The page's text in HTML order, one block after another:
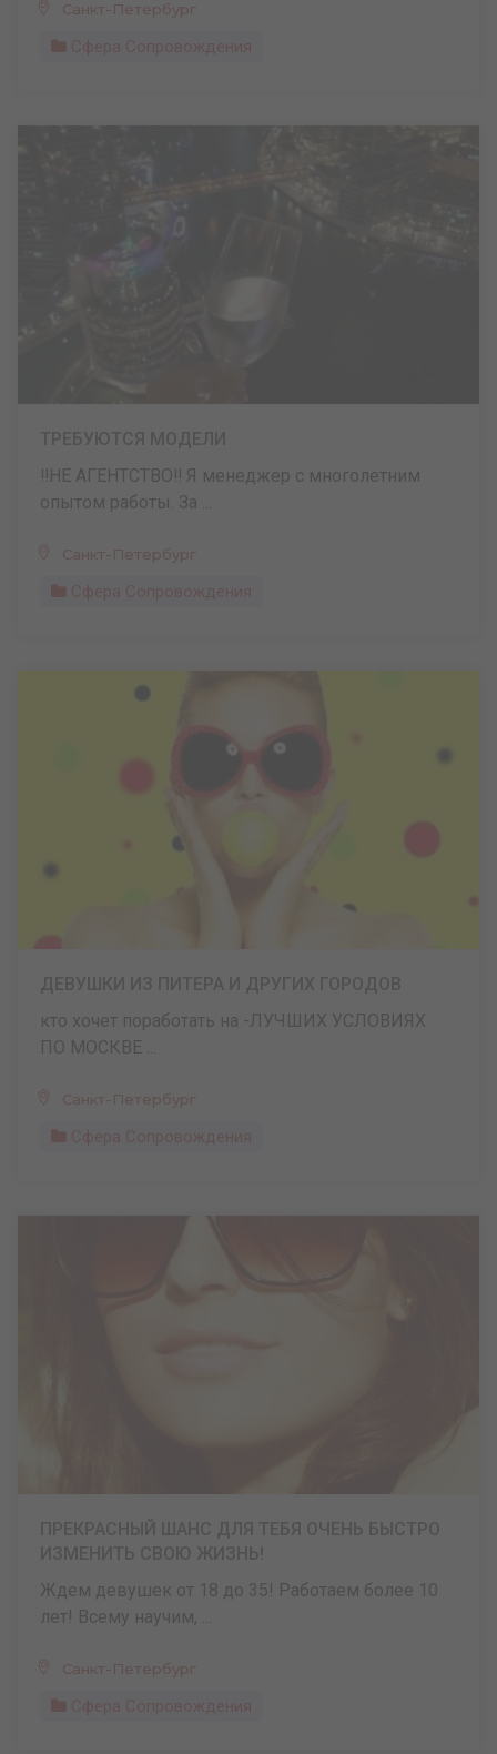
Санкт-Петербург
Сфера Сопровождения
‼️НЕ АГЕНТСТВО‼️ Я менеджер с многолетним
опытом работы. За ...
Санкт-Петербург
Сфера Сопровождения
кто хочет поработать на -ЛУЧШИХ УСЛОВИЯХ
ПО МОСКВЕ ...
Санкт-Петербург
Сфера Сопровождения
Ждем девушек от 18 до 35! Работаем более 10
лет! Всему научим, ...
Санкт-Петербург
Сфера Сопровождения